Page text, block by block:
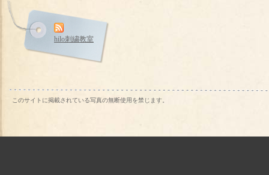
hilo刺繍教室
このサイトに掲載されている写真の無断使用を禁じます。